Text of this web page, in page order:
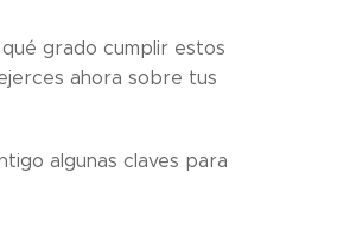
grado cumplir estos
ahora sobre tus
algunas claves para